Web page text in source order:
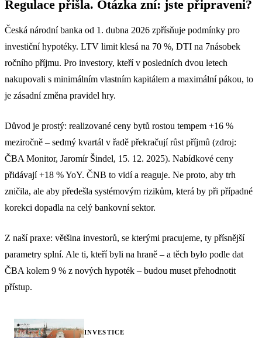
Regulace přišla. Otázka zní: jste připraveni?
Česká národní banka od 1. dubna 2026 zpřísňuje podmínky pro
investiční hypotéky. LTV limit klesá na 70 %, DTI na 7násobek
ročního příjmu. Pro investory, kteří v posledních dvou letech
nakupovali s minimálním vlastním kapitálem a maximální pákou, to
je zásadní změna pravidel hry.
Důvod je prostý: realizované ceny bytů rostou tempem +16 %
meziročně – sedmý kvartál v řadě překračují růst příjmů (zdroj:
ČBA Monitor, Jaromír Šindel, 15. 12. 2025). Nabídkové ceny
přidávají +18 % YoY. ČNB to vidí a reaguje. Ne proto, aby trh
zničila, ale aby předešla systémovým rizikům, která by při případné
korekci dopadla na celý bankovní sektor.
Z naší praxe: většina investorů, se kterými pracujeme, ty přísnější
parametry splní. Ale ti, kteří byli na hraně – a těch bylo podle dat
ČBA kolem 9 % z nových hypoték – budou muset přehodnotit
přístup.
INVESTICE